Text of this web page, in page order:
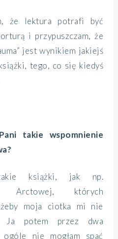
że lektura potrafi być
i przypuszczam, że
jest wynikiem jakiejś
tego, co się kiedyś
takie wspomnienie
książki, jak np.
Arctowej, których
żeby moja ciotka mi nie
Ja potem przez dwa
nie mogłam spać